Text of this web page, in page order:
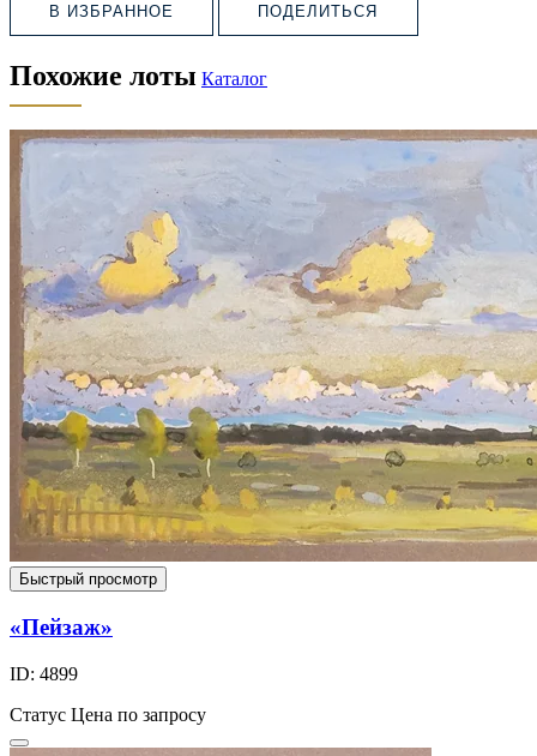
В ИЗБРАННОЕ ПОДЕЛИТЬСЯ
Похожие лоты Каталог
Быстрый просмотр
«Пейзаж»
ID: 4899
Статус Цена по запросу